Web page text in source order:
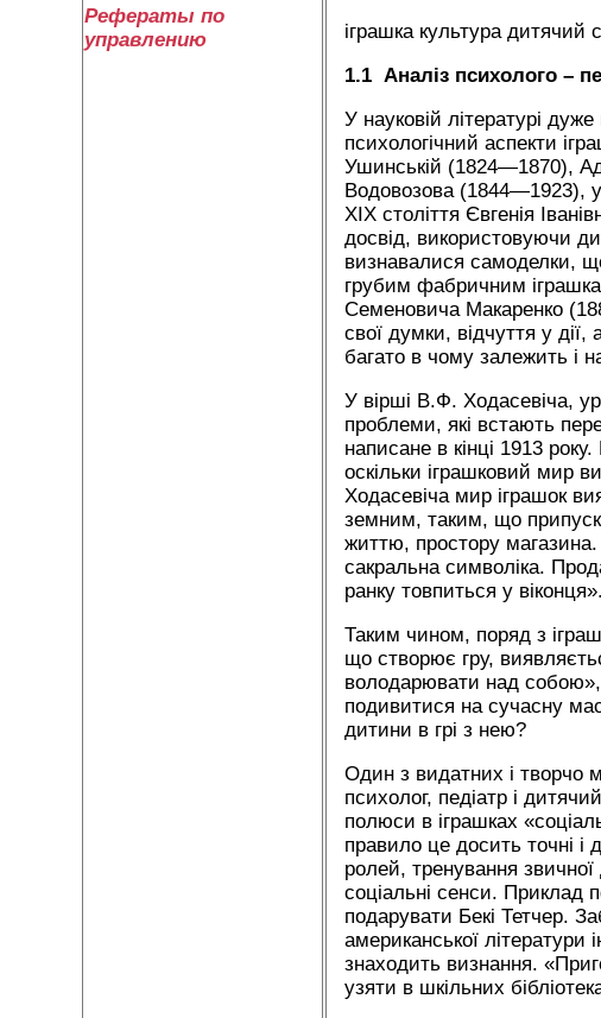
Рефераты по
управлению
іграшка культура дитячий
1.1 Аналіз психолого –
У науковій літературі
психологічний аспекти
Ушинській (1824—1870),
Водовозова (1844—1923),
XIX століття Євгенія
досвід, використовуючи
визнавалися самоделки,
грубим фабричним
Семеновича Макаренко
свої думки, відчуття у
багато в чому залежить і
У вірші В.Ф. Ходасевіча,
проблеми, які встають
написане в кінці 1913
оскільки іграшковий мир
Ходасевіча мир іграшок
земним, таким, що
життю, простору
сакральна символіка.
ранку товпиться у віконця».
Таким чином, поряд з
що створює гру,
володарювати над
подивитися на сучасну
дитини в грі з нею?
Один з видатних і творчо
психолог, педіатр і
полюси в іграшках
правило це досить точні і
ролей, тренування звичної
соціальні сенси. Приклад
подарувати Бекі Тетчер.
американської літератури
знаходить визнання.
узяти в шкільних